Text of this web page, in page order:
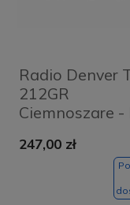
Radio Denver
212GR
Ciemnoszare -
247,00 zł